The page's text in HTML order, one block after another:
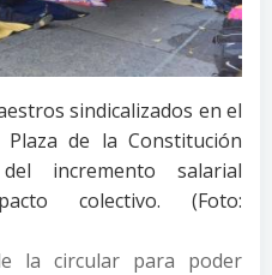
sindicalizados en el
de la Constitución
incremento salarial
colectivo. (Foto:
la circular para poder